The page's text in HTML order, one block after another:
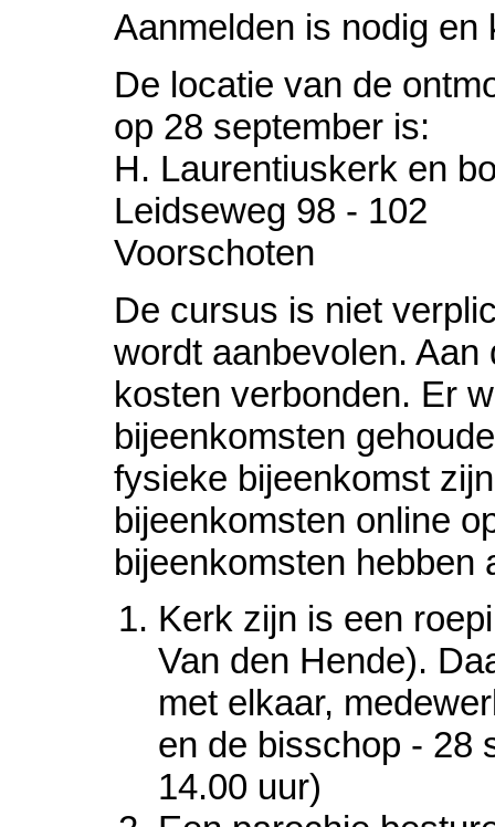
Aanmelden is nodig en
De locatie van de
op 28 september is:
H. Laurentiuskerk en
Leidseweg 98 - 102
Voorschoten
De cursus is niet
wordt aanbevolen.
kosten verbonden. Er
bijeenkomsten
fysieke bijeenkomst
bijeenkomsten online
bijeenkomsten hebben
Kerk zijn is een
Van den Hende).
met elkaar,
en de bisschop - 28
14.00 uur)